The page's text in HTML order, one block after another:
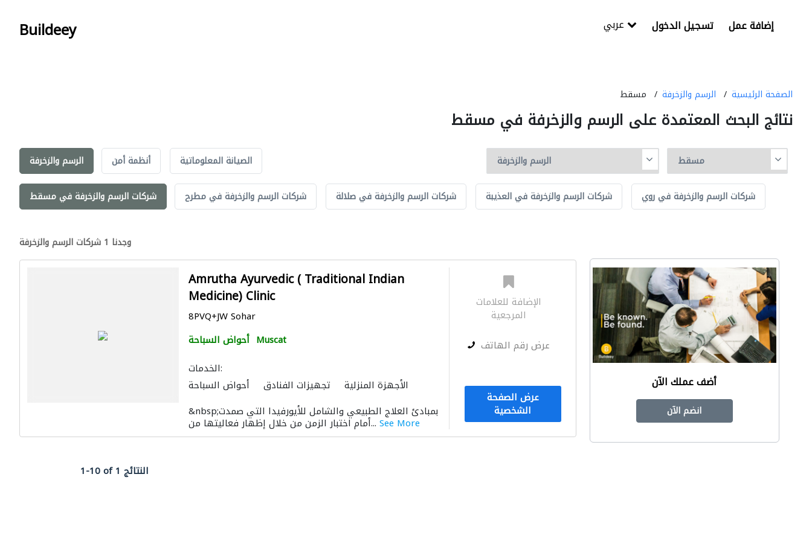
Buildeey تسجيل الدخول إضافة عمل
الصفحة الرئيسية الرسم والزخرفة مسقط
نتائج البحث المعتمدة على الرسم والزخرفة في مسقط
الرسم والزخرفة أنظمة أمن الصيانة المعلوماتية
شركات الرسم والزخرفة في مسقط شركات الرسم والزخرفة في مطرح شركات الرسم والزخرفة في صلالة شركات الرسم والزخرفة في العذيبة شركات الرسم والزخرفة في روي
وجدنا 1 شركات الرسم والزخرفة
Amrutha Ayurvedic ( Traditional Indian
Medicine) Clinic
8PVQ+JW Sohar
أحواض السباحة Muscat
الخدمات:
أحواض السباحة
تجهيزات الفنادق الأجهزة المنزلية
&nbsp;بمبادئ العلاج الطبيعي والشامل للأيورفيدا التي صمدت
أمام اختبار الزمن من خلال إظهار فعاليتها من... See More
الإضافة للعلامات
المرجعية
عرض رقم الهاتف
عرض الصفحة
الشخصية
1-10 of 1 النتائج
أضف عملك الآن
انضم الآن